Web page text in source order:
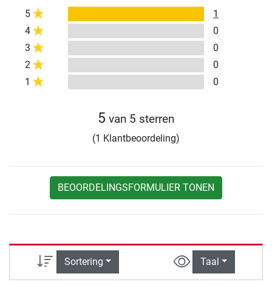
5
1
4
0
3
0
2
0
1
0
5 van 5 sterren
(1 Klantbeoordeling)
BEOORDELINGSFORMULIER TONEN
Sortering Taal